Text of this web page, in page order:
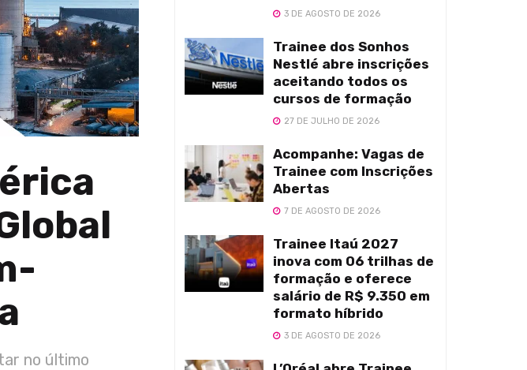
no último
3 DE AGOSTO DE 2026
Trainee dos Sonhos
Nestlé abre inscrições
aceitando todos os
cursos de formação
27 DE JULHO DE 2026
Acompanhe: Vagas de
Trainee com Inscrições
Abertas
7 DE AGOSTO DE 2026
Trainee Itaú 2027
inova com 06 trilhas de
formação e oferece
salário de R$ 9.350 em
formato híbrido
3 DE AGOSTO DE 2026